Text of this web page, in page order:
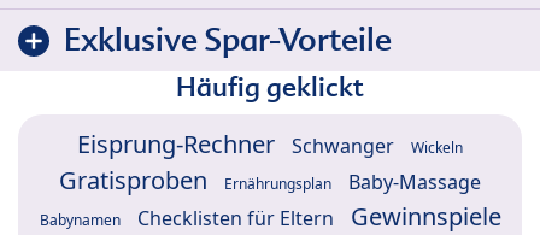
Exklusive Spar-Vorteile
Häufig geklickt
Eisprung-Rechner Schwanger Wickeln
Gratisproben Ernährungsplan Baby-Massage
Babynamen Checklisten für Eltern
Gewinnspiele